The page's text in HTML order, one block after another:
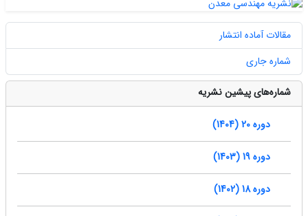
مقالات آماده انتشار
شماره جاری
شماره‌های پیشین نشریه
دوره 20 (1404)
دوره 19 (1403)
دوره 18 (1402)